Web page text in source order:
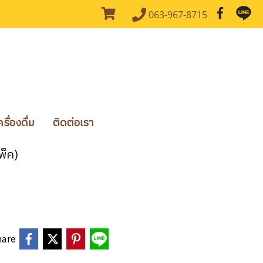
063-967-8715
รื่องดื่ม ติดต่อเรา
ค)